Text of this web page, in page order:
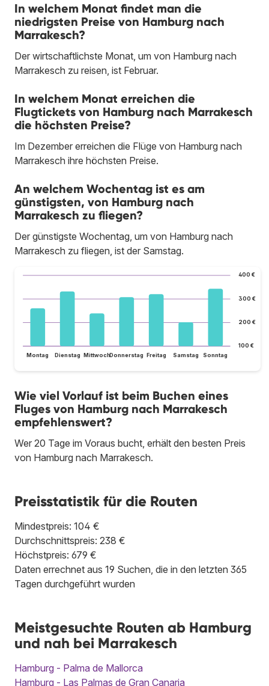
In welchem Monat findet man die
niedrigsten Preise von Hamburg nach
Marrakesch?
Der wirtschaftlichste Monat, um von Hamburg nach
Marrakesch zu reisen, ist Februar.
In welchem Monat erreichen die
Flugtickets von Hamburg nach Marrakesch
die höchsten Preise?
Im Dezember erreichen die Flüge von Hamburg nach
Marrakesch ihre höchsten Preise.
An welchem Wochentag ist es am
günstigsten, von Hamburg nach
Marrakesch zu fliegen?
Der günstigste Wochentag, um von Hamburg nach
Marrakesch zu fliegen, ist der Samstag.
100 €
200 €
300 €
400 €
Montag Dienstag MittwochDonnerstag Freitag Samstag Sonntag
Wie viel Vorlauf ist beim Buchen eines
Fluges von Hamburg nach Marrakesch
empfehlenswert?
Wer 20 Tage im Voraus bucht, erhält den besten Preis
von Hamburg nach Marrakesch.
Preisstatistik für die Routen
Mindestpreis: 104 €
Durchschnittspreis: 238 €
Höchstpreis: 679 €
Daten errechnet aus 19 Suchen, die in den letzten 365
Tagen durchgeführt wurden
Meistgesuchte Routen ab Hamburg
und nah bei Marrakesch
Hamburg - Palma de Mallorca
Hamburg - Las Palmas de Gran Canaria